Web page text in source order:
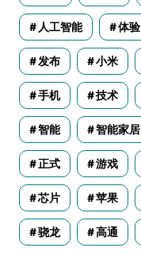
人工智能 体验
发布 小米
手机 技术
智能 智能家居
正式 游戏
芯片 苹果
骁龙 高通